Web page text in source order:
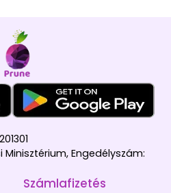
Engedélyszám:
Számlafizetés